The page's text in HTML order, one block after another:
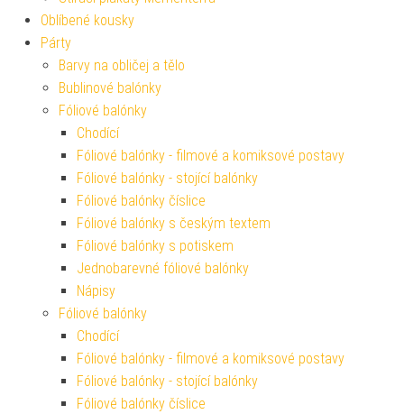
Oblíbené kousky
Párty
Barvy na obličej a tělo
Bublinové balónky
Fóliové balónky
Chodící
Fóliové balónky - filmové a komiksové postavy
Fóliové balónky - stojící balónky
Fóliové balónky číslice
Fóliové balónky s českým textem
Fóliové balónky s potiskem
Jednobarevné fóliové balónky
Nápisy
Fóliové balónky
Chodící
Fóliové balónky - filmové a komiksové postavy
Fóliové balónky - stojící balónky
Fóliové balónky číslice